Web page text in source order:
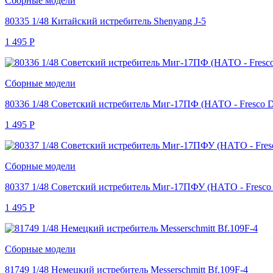
80335 1/48 Китайский истребитель Shenyang J-5
1 495 Р
Сборные модели
80336 1/48 Советский истребитель Миг-17ПФ (НАТО - Fresco
1 495 Р
Сборные модели
80337 1/48 Советский истребитель Миг-17ПФУ (НАТО - Fresco
1 495 Р
Сборные модели
81749 1/48 Немецкий истребитель Messerschmitt Bf.109F-4